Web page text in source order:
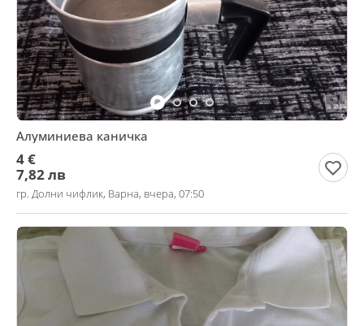
Алуминиева каничка
4 €
7,82 лв
гр. Долни чифлик, Варна, вчера, 07:50